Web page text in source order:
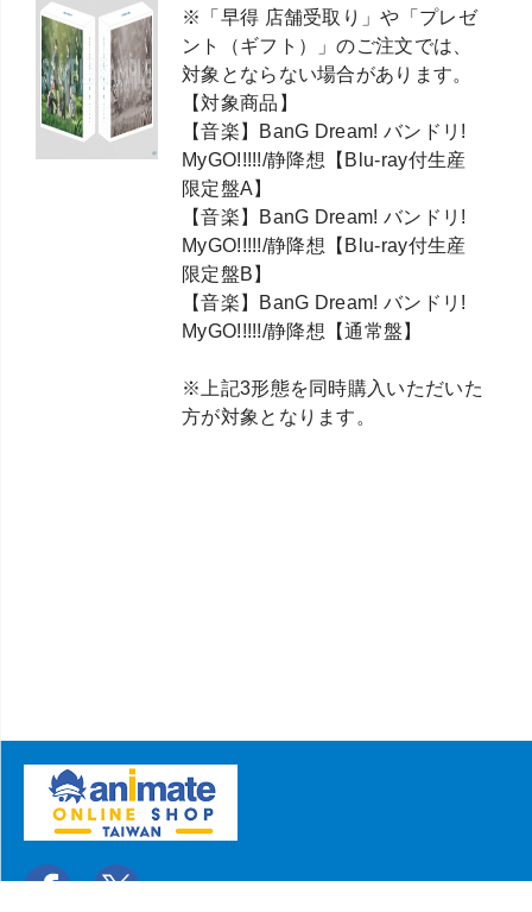
※「早得 店舗受取り」や「プレゼ
ント（ギフト）」のご注文では、
対象とならない場合があります。
【対象商品】
【音楽】BanG Dream! バンドリ!
MyGO!!!!!/静降想【Blu-ray付生産
限定盤A】
【音楽】BanG Dream! バンドリ!
MyGO!!!!!/静降想【Blu-ray付生産
限定盤B】
【音楽】BanG Dream! バンドリ!
MyGO!!!!!/静降想【通常盤】
※上記3形態を同時購入いただいた
方が対象となります。